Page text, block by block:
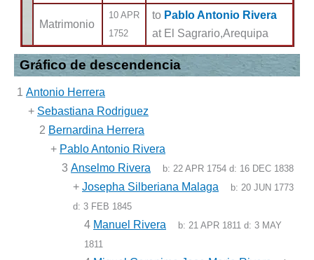
Matrimonio
10 APR
1752
to Pablo Antonio Rivera
at El Sagrario,Arequipa
Gráfico de descendencia
1 Antonio Herrera
+ Sebastiana Rodriguez
2 Bernardina Herrera
+ Pablo Antonio Rivera
3 Anselmo Rivera b:22 APR 1754 d: 16 DEC 1838
+ Josepha Silberiana Malaga b:20 JUN 1773
d: 3 FEB 1845
4 Manuel Rivera b:21 APR 1811 d:3 MAY
1811